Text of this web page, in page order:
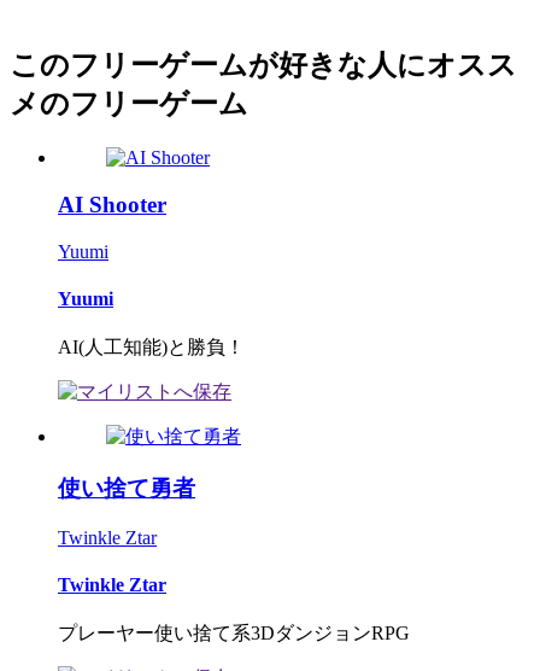
このフリーゲームが好きな人にオスス
メのフリーゲーム
AI Shooter
Yuumi
Yuumi
AI(人工知能)と勝負！
使い捨て勇者
Twinkle Ztar
Twinkle Ztar
プレーヤー使い捨て系3DダンジョンRPG